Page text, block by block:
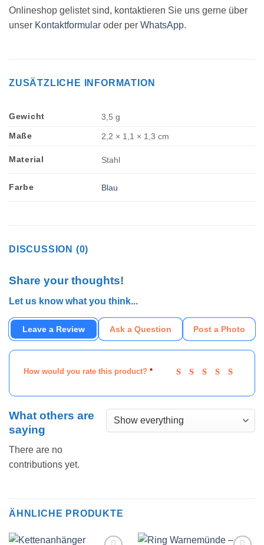
Onlineshop gelistet sind, kontaktieren Sie uns gerne über
unser Kontaktformular oder per WhatsApp.
ZUSÄTZLICHE INFORMATION
Gewicht
3,5 g
Maße
2,2 × 1,1 × 1,3 cm
Material Stahl
Farbe Blau
DISCUSSION (0)
Share your thoughts!
Let us know what you think...
Leave a Review Ask a Question Post a Photo
How would you rate this product? *
What others are
saying
There are no
contributions yet.
ÄHNLICHE PRODUKTE